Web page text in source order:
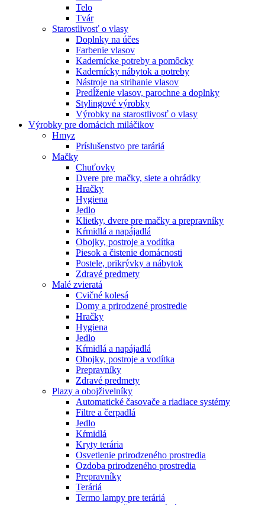
Telo
Tvár
Starostlivosť o vlasy
Doplnky na účes
Farbenie vlasov
Kadernícke potreby a pomôcky
Kadernícky nábytok a potreby
Nástroje na strihanie vlasov
Predĺženie vlasov, parochne a doplnky
Stylingové výrobky
Výrobky na starostlivosť o vlasy
Výrobky pre domácich miláčikov
Hmyz
Príslušenstvo pre taráriá
Mačky
Chuťovky
Dvere pre mačky, siete a ohrádky
Hračky
Hygiena
Jedlo
Klietky, dvere pre mačky a prepravníky
Kŕmidlá a napájadlá
Obojky, postroje a vodítka
Piesok a čistenie domácnosti
Postele, prikrývky a nábytok
Zdravé predmety
Malé zvieratá
Cvičné kolesá
Domy a prirodzené prostredie
Hračky
Hygiena
Jedlo
Kŕmidlá a napájadlá
Obojky, postroje a vodítka
Prepravníky
Zdravé predmety
Plazy a obojživelníky
Automatické časovače a riadiace systémy
Filtre a čerpadlá
Jedlo
Kŕmidlá
Kryty terária
Osvetlenie prirodzeného prostredia
Ozdoba prirodzeného prostredia
Prepravníky
Teráriá
Termo lampy pre teráriá